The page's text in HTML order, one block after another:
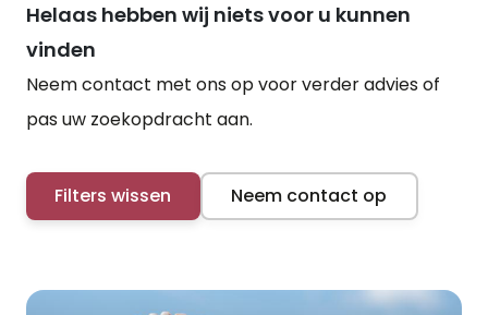
Helaas hebben wij niets voor u kunnen
vinden
Neem contact met ons op voor verder advies of
pas uw zoekopdracht aan.
Filters wissen Neem contact op